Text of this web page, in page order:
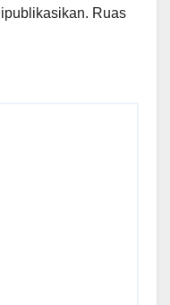
Ruas